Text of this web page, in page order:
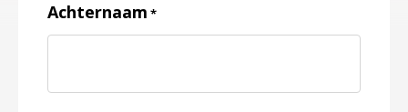
Achternaam *